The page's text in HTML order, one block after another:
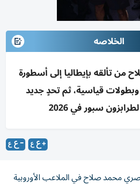
الخلاصه
من تألقه بإيطاليا إلى أسطورة
وبطولات قياسية، ثم تحدٍ جديد
سبور في 2026
محمد صلاح في الملاعب الأوروبية